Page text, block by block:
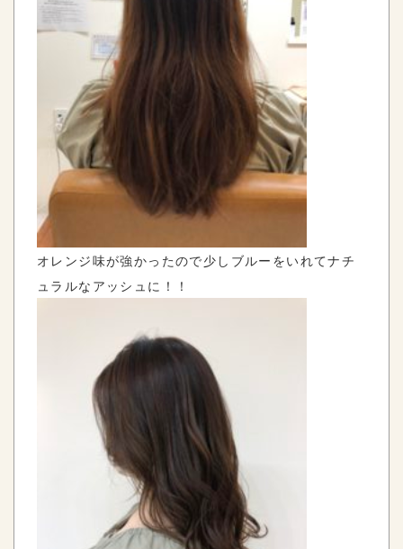
オレンジ味が強かったので少しブルーをいれてナチ
ュラルなアッシュに！！